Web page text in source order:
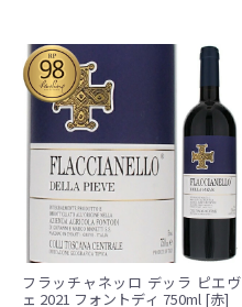
フラッチャネッロ デッラ ピエヴ
ェ 2021 フォントディ 750ml [赤]